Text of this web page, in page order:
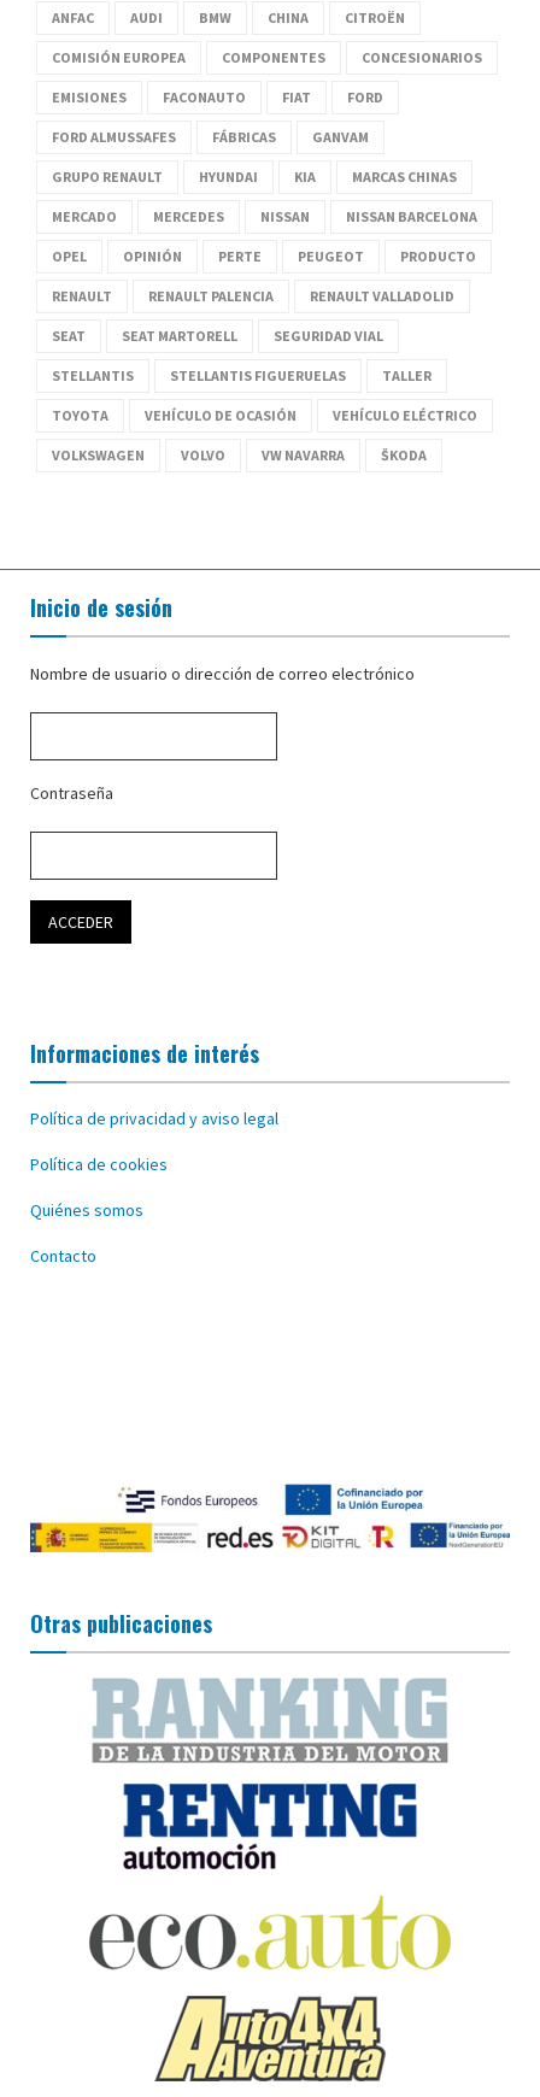
ANFAC AUDI BMW CHINA CITROËN
COMISIÓN EUROPEA COMPONENTES CONCESIONARIOS
EMISIONES FACONAUTO FIAT FORD
FORD ALMUSSAFES FÁBRICAS GANVAM
GRUPO RENAULT HYUNDAI KIA MARCAS CHINAS
MERCADO MERCEDES NISSAN NISSAN BARCELONA
OPEL OPINIÓN PERTE PEUGEOT PRODUCTO
RENAULT RENAULT PALENCIA RENAULT VALLADOLID
SEAT SEAT MARTORELL SEGURIDAD VIAL
STELLANTIS STELLANTIS FIGUERUELAS TALLER
TOYOTA VEHÍCULO DE OCASIÓN VEHÍCULO ELÉCTRICO
VOLKSWAGEN VOLVO VW NAVARRA ŠKODA
Inicio de sesión
Nombre de usuario o dirección de correo electrónico
Contraseña
Informaciones de interés
Política de privacidad y aviso legal
Política de cookies
Quiénes somos
Contacto
Otras publicaciones